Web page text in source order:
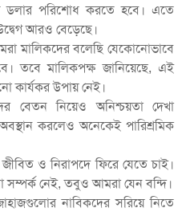
ডলার পরিশোধ করতে হবে। এতে
আরও বেড়েছে।
মালিকদের বলেছি যেকোনোভাবে
তবে মালিকপক্ষ জানিয়েছে, এই
কার্যকর উপায় নেই।
বেতন নিয়েও অনিশ্চয়তা দেখা
করলেও অনেকেই পারিশ্রমিক
ও নিরাপদে ফিরে যেতে চাই।
নেই, তবুও আমরা যেন বন্দি।
নাবিকদের সরিয়ে নিতে